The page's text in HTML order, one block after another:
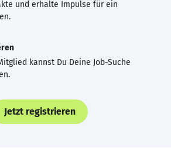
und erhalte Impulse für ein
kannst Du Deine Job-Suche
Jetzt registrieren